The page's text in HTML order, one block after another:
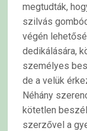
megtudták,
szilvás
végén
dedikálására,
személyes
de a velük
Néhány
kötetlen
szerzővel a